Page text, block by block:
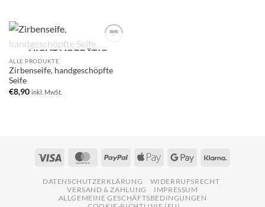
Add to
NICHT VORRÄTIG
ALLE PRODUKTE
Zirbenseife, handgeschöpfte
Seife
€8,90 inkl. MwSt.
Visa MasterCardPayPal
Apple
Google
DATENSCHUTZERKLÄRUNG
WIDERRUFSRECHT
VERSAND & ZAHLUNG
IMPRESSUM
ALLGEMEINE GESCHÄFTSBEDINGUNGEN